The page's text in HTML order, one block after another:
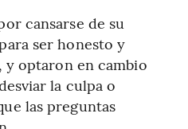
cansarse de su
ser honesto y
optaron en cambio
la culpa o
las preguntas